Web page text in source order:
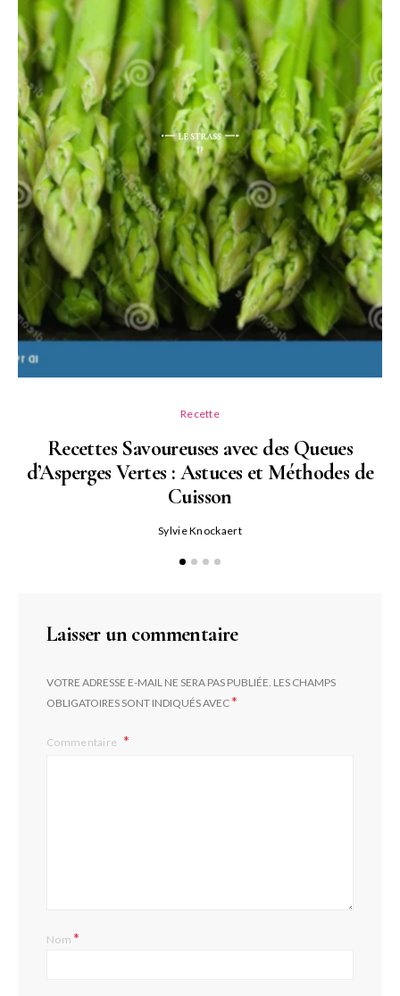
Recette
Recettes Savoureuses avec des Queues
d’Asperges Vertes : Astuces et Méthodes de
Cuisson
Sylvie Knockaert
Laisser un commentaire
VOTRE ADRESSE E-MAIL NE SERA PAS PUBLIÉE. LES CHAMPS
OBLIGATOIRES SONT INDIQUÉS AVEC*
Commentaire
Nom*